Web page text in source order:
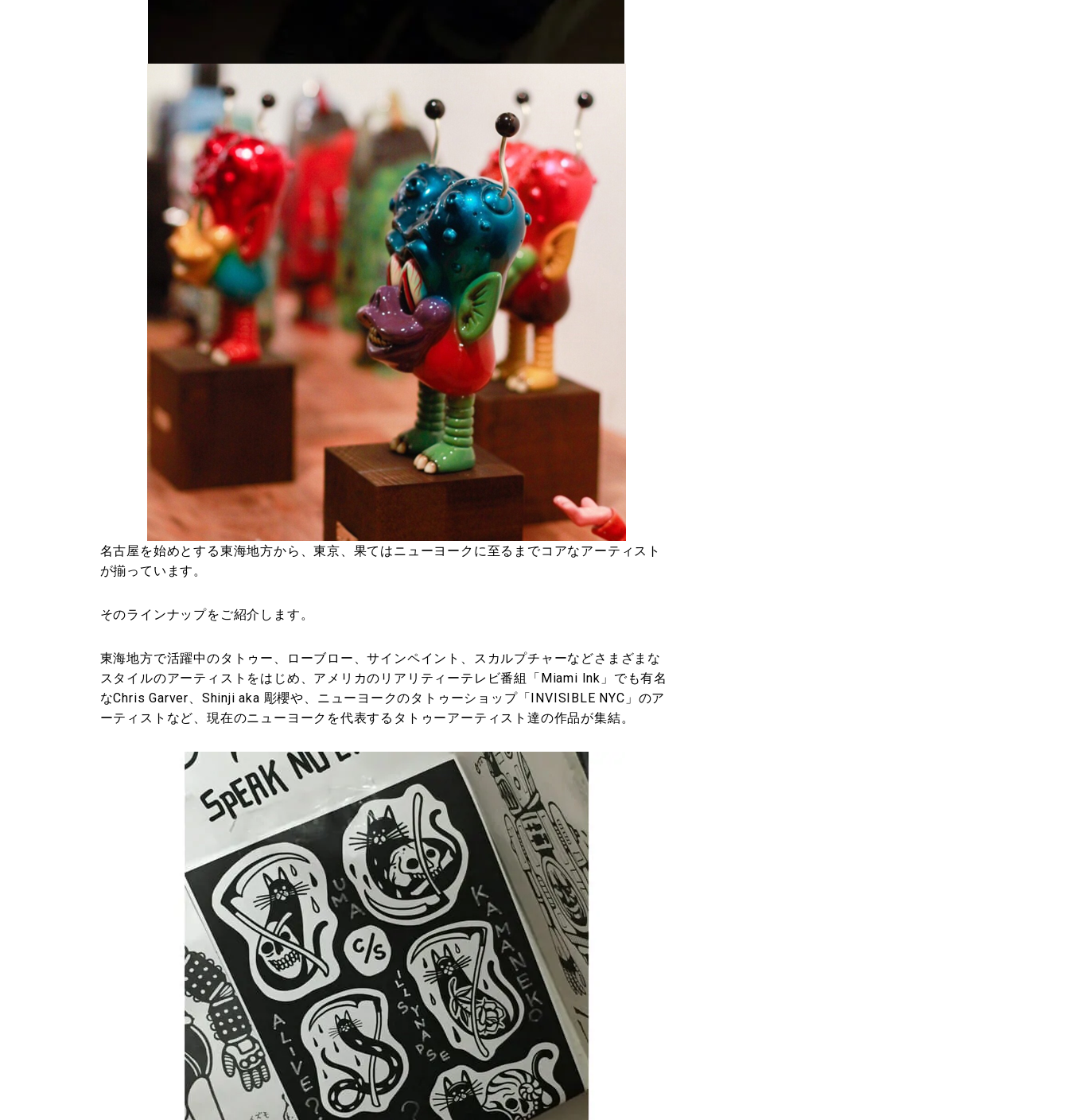
名古屋を始めとする東海地方から、東京、果てはニューヨークに至るまでコアなアーティスト
が揃っています。
そのラインナップをご紹介します。
東海地方で活躍中のタトゥー、ローブロー、サインペイント、スカルプチャーなどさまざまな
スタイルのアーティストをはじめ、アメリカのリアリティーテレビ番組「Miami Ink」でも有名
なChris Garver、Shinji aka 彫櫻や、ニューヨークのタトゥーショップ「INVISIBLE NYC」のア
ーティストなど、現在のニューヨークを代表するタトゥーアーティスト達の作品が集結。